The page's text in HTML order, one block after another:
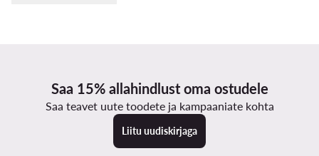
Saa 15% allahindlust oma ostudele
Saa teavet uute toodete ja kampaaniate kohta
Liitu uudiskirjaga